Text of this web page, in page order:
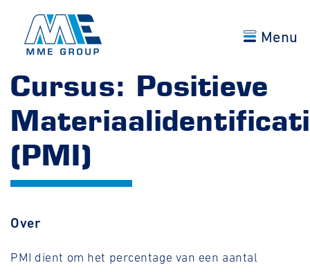
Menu
Cursus: Positieve
(PMI)
Over
PMI dient om het percentage van een aantal